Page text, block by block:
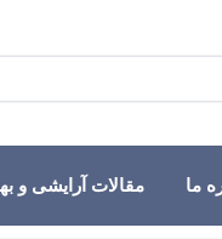
ما مقالات آرایشی و